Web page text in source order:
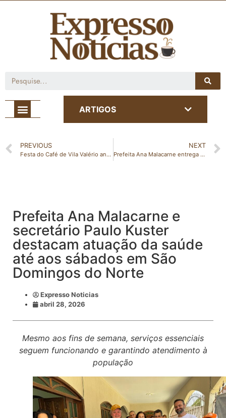
ARTIGOS
PREVIOUS
Festa do Café de Vila Valério anuncia show de João Bosco & Vinícius
NEXT
Prefeita Ana Malacarne entrega 30 casas populares e anuncia mais 20 novas moradias em São Domingos do Norte
Prefeita Ana Malacarne e
secretário Paulo Kuster
destacam atuação da saúde
até aos sábados em São
Domingos do Norte
Expresso Noticias
abril 28, 2026
Mesmo aos fins de semana, serviços essenciais
seguem funcionando e garantindo atendimento à
população